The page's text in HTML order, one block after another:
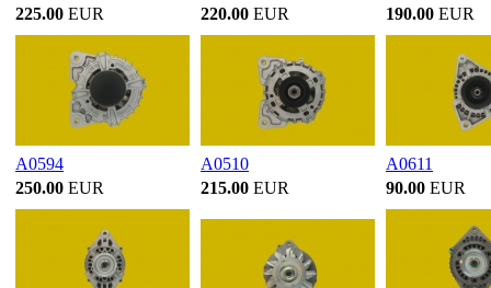
225.00 EUR
220.00 EUR
190.00 EUR
A0594
250.00 EUR
A0510
215.00 EUR
A0611
90.00 EUR